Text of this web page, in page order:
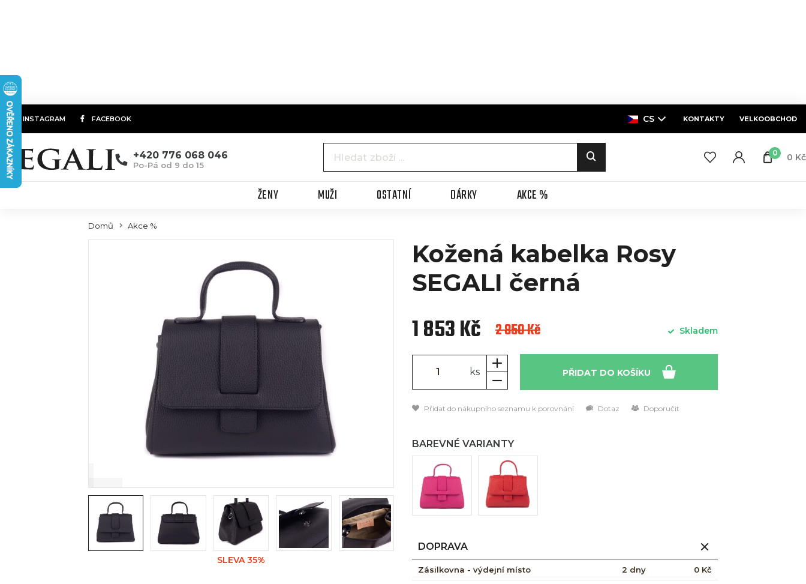
INSTAGRAM FACEBOOK CS KONTAKTY VELKOOBCHOD
+420 776 068 046
Po-Pá od 9 do 15
0 0 Kč
ŽENY MUŽI OSTATNÍ DÁRKY AKCE %
Domů Akce %
SLEVA 35%
Kožená kabelka Rosy
SEGALI černá
1 853 Kč 2 850 Kč Skladem
ks PŘIDAT DO KOŠÍKU
Přidat do nákupního seznamu k porovnání Dotaz Doporučit
BAREVNÉ VARIANTY
DOPRAVA
Zásilkovna - výdejní místo 2 dny 0 Kč